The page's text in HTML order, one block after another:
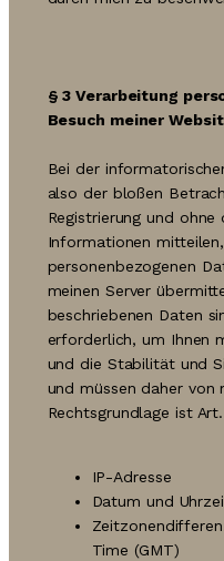
§ 3Verarbeitung
Besuch meiner
Bei der
also der bloßen
Registrierung und
Informationen
personenbezogenen
meinen Server
beschriebenen Daten
erforderlich, um Ihnen
und die Stabilität und
und müssen daher von
Rechtsgrundlage ist
IP-Adresse
Datum und
Time (GMT)